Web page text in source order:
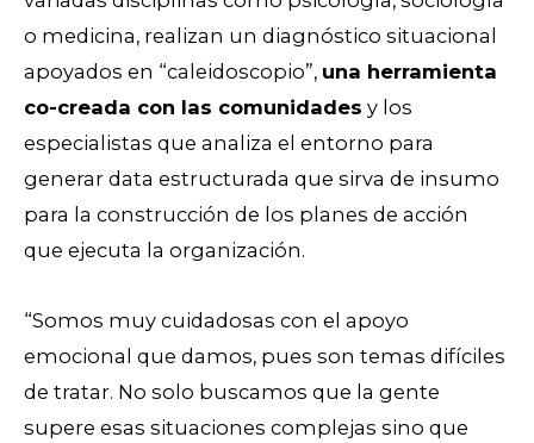
o medicina, realizan un diagnóstico situacional
apoyados en “caleidoscopio”, una herramienta
co-creada con las comunidades y los
especialistas que analiza el entorno para
generar data estructurada que sirva de insumo
para la construcción de los planes de acción
que ejecuta la organización.
“Somos muy cuidadosas con el apoyo
emocional que damos, pues son temas difíciles
de tratar. No solo buscamos que la gente
supere esas situaciones complejas sino que